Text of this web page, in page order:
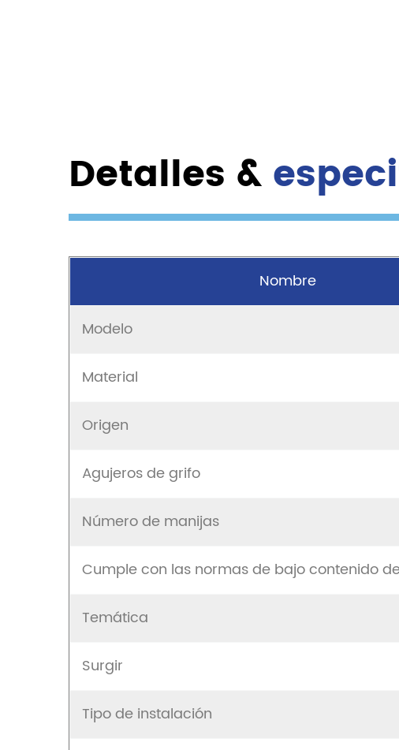
Detalles &
Nombre
Modelo
Material
Origen
Agujeros de grifo
Número de manijas
Cumple con las normas de bajo contenido
Temática
Surgir
Tipo de instalación